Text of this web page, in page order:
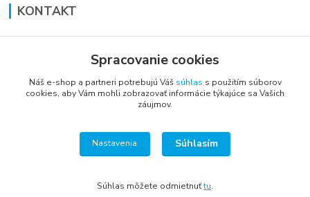
KONTAKT
+421 948 711 774
vsetkoprenabytok@gmail.com
Spracovanie cookies
Náš e-shop a partneri potrebujú Váš súhlas s použitím súborov
cookies, aby Vám mohli zobrazovať informácie týkajúce sa Vašich
záujmov.
Nastavenia Súhlasím
Súhlas môžete odmietnuťtu.